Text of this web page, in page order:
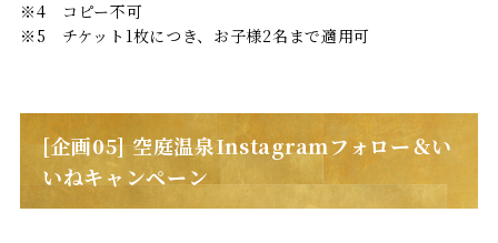
※4 コピー不可
※5 チケット1枚につき、お子様2名まで適用可
[企画05] 空庭温泉Instagramフォロー＆い
いねキャンペーン